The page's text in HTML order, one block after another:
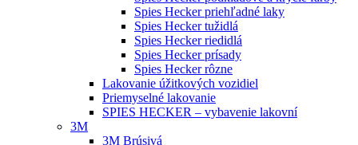
Spies Hecker priehľadné laky
Spies Hecker tužidlá
Spies Hecker riedidlá
Spies Hecker prísady
Spies Hecker rôzne
Lakovanie úžitkových vozidiel
Priemyselné lakovanie
SPIES HECKER – vybavenie lakovní
3M
3M Brúsivá